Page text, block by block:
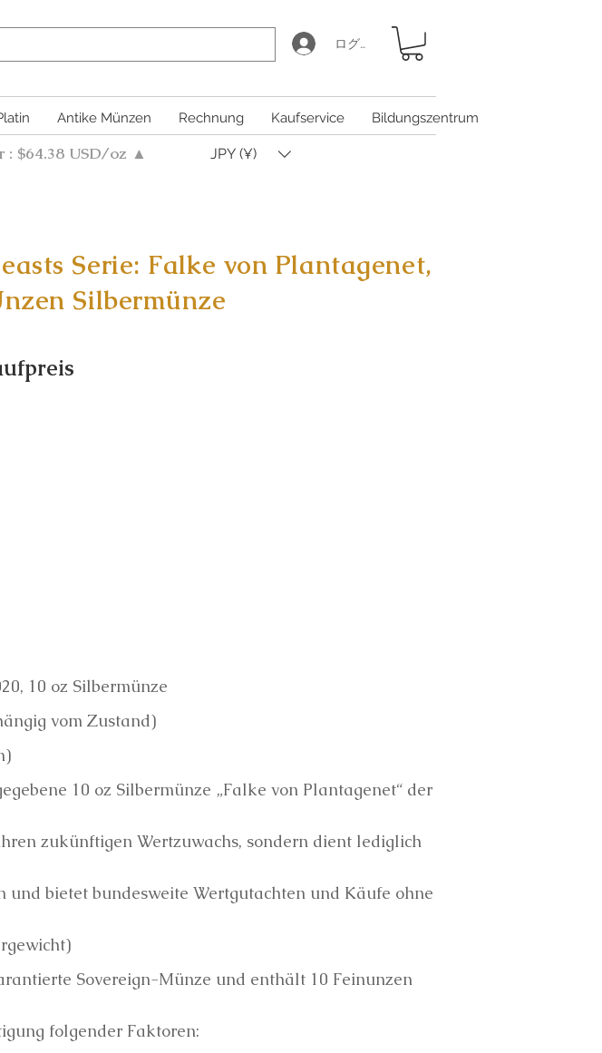
ログイン
Antike Münzen Rechnung Kaufservice Bildungszentrum
: $64.38 USD/oz ▲ JPY (¥)
Serie: Falke von Plantagenet,
Silbermünze
10 oz Silbermünze
vom Zustand)
10 oz Silbermünze „Falke von Plantagenet“ der
zukünftigen Wertzuwachs, sondern dient lediglich
bietet bundesweite Wertgutachten und Käufe ohne
Sovereign-Münze und enthält 10 Feinunzen
folgender Faktoren: